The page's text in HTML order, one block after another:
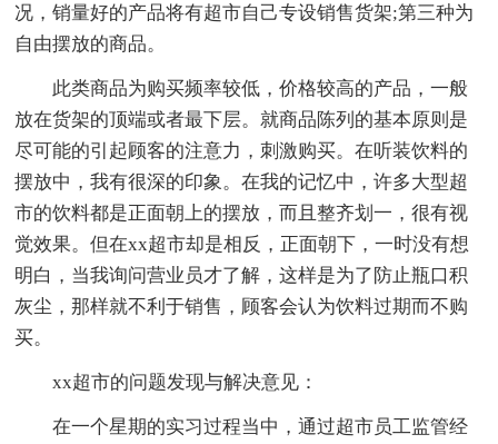
况，销量好的产品将有超市自己专设销售货架;第三种为
自由摆放的商品。
此类商品为购买频率较低，价格较高的产品，一般
放在货架的顶端或者最下层。就商品陈列的基本原则是
尽可能的引起顾客的注意力，刺激购买。在听装饮料的
摆放中，我有很深的印象。在我的记忆中，许多大型超
市的饮料都是正面朝上的摆放，而且整齐划一，很有视
觉效果。但在xx超市却是相反，正面朝下，一时没有想
明白，当我询问营业员才了解，这样是为了防止瓶口积
灰尘，那样就不利于销售，顾客会认为饮料过期而不购
买。
xx超市的问题发现与解决意见：
在一个星期的实习过程当中，通过超市员工监管经